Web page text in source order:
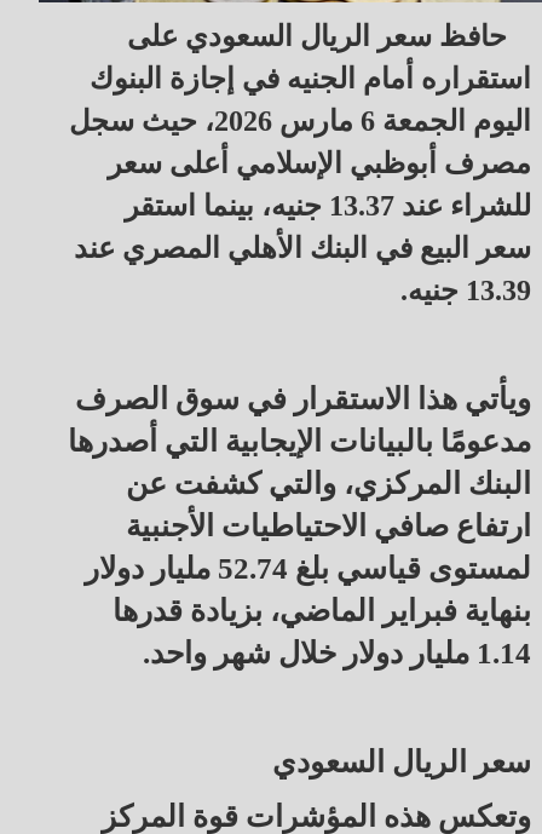
حافظ سعر الريال السعودي على
استقراره أمام الجنيه في إجازة البنوك
اليوم الجمعة 6 مارس 2026، حيث سجل
مصرف أبوظبي الإسلامي أعلى سعر
للشراء عند 13.37 جنيه، بينما استقر
سعر البيع في البنك الأهلي المصري عند
13.39 جنيه.
ويأتي هذا الاستقرار في سوق الصرف
مدعومًا بالبيانات الإيجابية التي أصدرها
البنك المركزي، والتي كشفت عن
ارتفاع صافي الاحتياطيات الأجنبية
لمستوى قياسي بلغ 52.74 مليار دولار
بنهاية فبراير الماضي، بزيادة قدرها
1.14 مليار دولار خلال شهر واحد.
سعر الريال السعودي
وتعكس هذه المؤشرات قوة المركز